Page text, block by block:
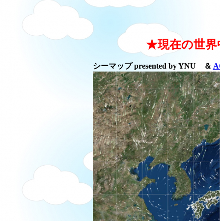
★現在の世界
シーマップ presented by YNU ＆